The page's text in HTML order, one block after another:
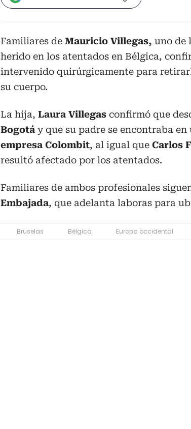
Familiares de Mauricio Villegas, uno de
herido en los atentados en Bélgica,
intervenido quirúrgicamente para
su cuerpo.
La hija, Laura Villegas confirmó que
Bogotá y que su padre se encontraba
empresa Colombit, al igual que Carlos
resultó afectado por los atentados.
Familiares de ambos profesionales
Embajada, que adelanta laboras para
Bruselas Bélgica Europa occidental